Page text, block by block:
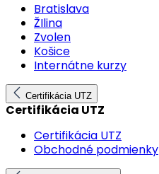
Bratislava
ŽIlina
Zvolen
Košice
Internátne kurzy
Certifikácia UTZ
Certifikácia UTZ
Certifikácia UTZ
Obchodné podmienky